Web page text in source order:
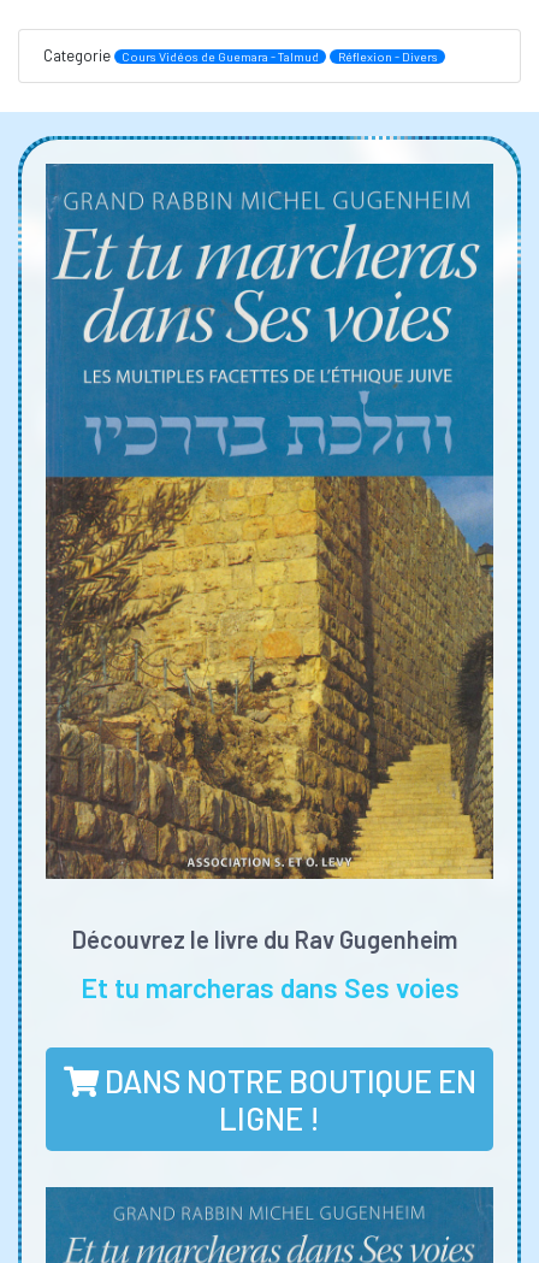
Categorie Cours Vidéos de Guemara - Talmud Réflexion - Divers
Découvrez le livre du Rav Gugenheim
Et tu marcheras dans Ses voies
DANS NOTRE BOUTIQUE EN
LIGNE !